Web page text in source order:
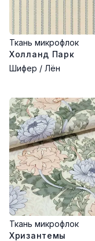
Ткань микрофлок
Холланд Парк
Шифер / Лён
Ткань микрофлок
Хризантемы